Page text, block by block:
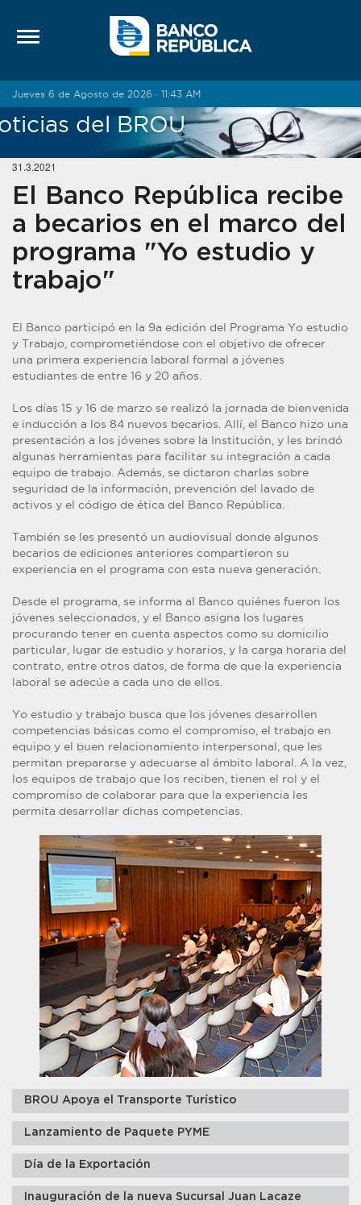
Jueves 6 de Agosto de 2026 · 11:43 AM
del BROU
31.3.2021
El Banco República recibe
a becarios en el marco del
programa "Yo estudio y
trabajo"
El Banco participó en la 9a edición del Programa Yo estudio
y Trabajo, comprometiéndose con el objetivo de ofrecer
una primera experiencia laboral formal a jóvenes
estudiantes de entre 16 y 20 años.
Los días 15 y 16 de marzo se realizó la jornada de bienvenida
e inducción a los 84 nuevos becarios. Allí, el Banco hizo una
presentación a los jóvenes sobre la Institución, y les brindó
algunas herramientas para facilitar su integración a cada
equipo de trabajo. Además, se dictaron charlas sobre
seguridad de la información, prevención del lavado de
activos y el código de ética del Banco República.
También se les presentó un audiovisual donde algunos
becarios de ediciones anteriores compartieron su
experiencia en el programa con esta nueva generación.
Desde el programa, se informa al Banco quiénes fueron los
jóvenes seleccionados, y el Banco asigna los lugares
procurando tener en cuenta aspectos como su domicilio
particular, lugar de estudio y horarios, y la carga horaria del
contrato, entre otros datos, de forma de que la experiencia
laboral se adecúe a cada uno de ellos.
Yo estudio y trabajo busca que los jóvenes desarrollen
competencias básicas como el compromiso, el trabajo en
equipo y el buen relacionamiento interpersonal, que les
permitan prepararse y adecuarse al ámbito laboral. A la vez,
los equipos de trabajo que los reciben, tienen el rol y el
compromiso de colaborar para que la experiencia les
permita desarrollar dichas competencias.
BROU Apoya el Transporte Turístico
Lanzamiento de Paquete PYME
Día de la Exportación
Inauguración de la nueva Sucursal Juan Lacaze